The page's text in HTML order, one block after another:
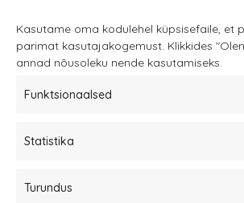
Kasutame oma kodulehel küpsisefaile, et
parimat kasutajakogemust. Klikkides
annad nõusoleku nende kasutamiseks.
Funktsionaalsed
Statistika
Turundus